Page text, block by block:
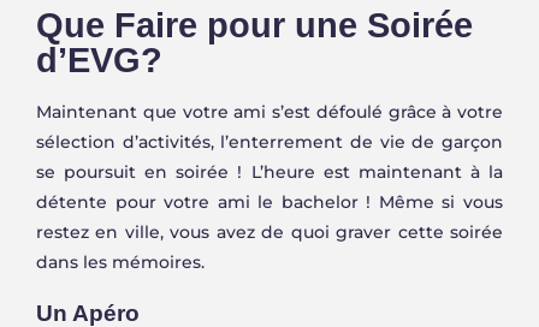
Que Faire pour une Soirée
d’EVG?
Maintenant que votre ami s’est défoulé grâce à votre
sélection d’activités, l’enterrement de vie de garçon
se poursuit en soirée ! L’heure est maintenant à la
détente pour votre ami le bachelor ! Même si vous
restez en ville, vous avez de quoi graver cette soirée
dans les mémoires.
Un Apéro